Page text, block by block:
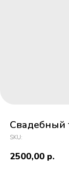
Свадебный
SKU:
2500,00 р.